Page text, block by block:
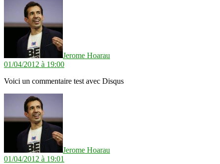
Jerome Hoarau
01/04/2012 à 19:00
Voici un commentaire test avec Disqus
Jerome Hoarau
01/04/2012 à 19:01